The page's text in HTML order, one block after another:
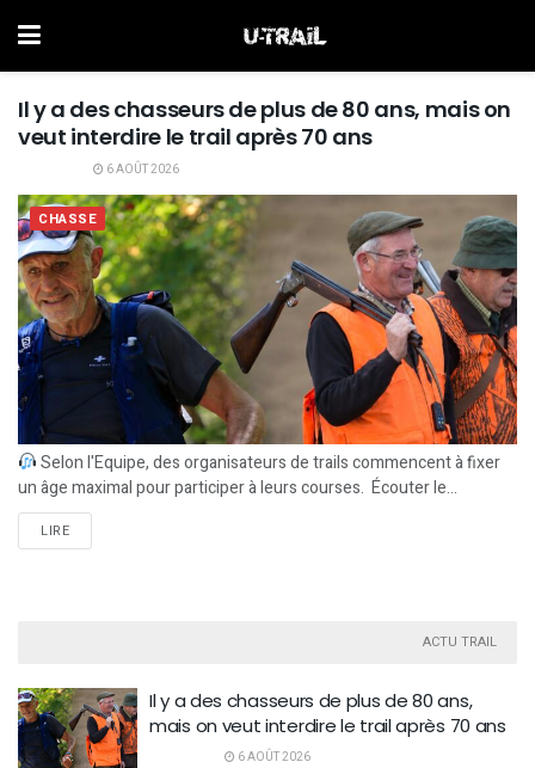
Il y a des chasseurs de plus de 80 ans, mais on
veut interdire le trail après 70 ans
6 AOÛT 2026
CHASSE
Selon l'Equipe, des organisateurs de trails commencent à fixer
un âge maximal pour participer à leurs courses. Écouter le...
LIRE
ACTU TRAIL
Il y a des chasseurs de plus de 80 ans,
mais on veut interdire le trail après 70 ans
6 AOÛT 2026